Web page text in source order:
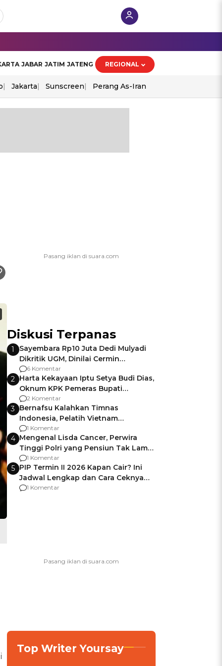
JABAR JATIM JATENG REGIONAL
Jakarta Sunscreen Perang As-Iran
Diskusi Terpanas
1
Sayembara Rp10 Juta Dedi Mulyadi
Dikritik UGM, Dinilai Cermin
Gagalnya Negara Jamin Keamanan
6 Komentar
2 Harta Kekayaan Iptu Setya Budi Dias,
Oknum KPK Pemeras Bupati
Pemalang
2 Komentar
3 Bernafsu Kalahkan Timnas
Indonesia, Pelatih Vietnam
Berencana Pakai Jimat di Pakansari
1 Komentar
4 Mengenal Lisda Cancer, Perwira
Tinggi Polri yang Pensiun Tak Lama
Usai Jadi Brigjen
1 Komentar
5 PIP Termin II 2026 Kapan Cair? Ini
Jadwal Lengkap dan Cara Ceknya
agar Dana Tidak Hangus!
1 Komentar
Top Writer Yoursay